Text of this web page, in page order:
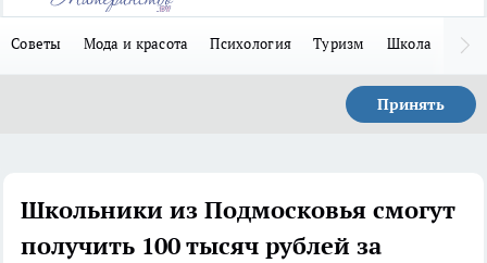
Советы Мода и красота Психология Туризм Школа
Принять
Школьники из Подмосковья смогут
получить 100 тысяч рублей за